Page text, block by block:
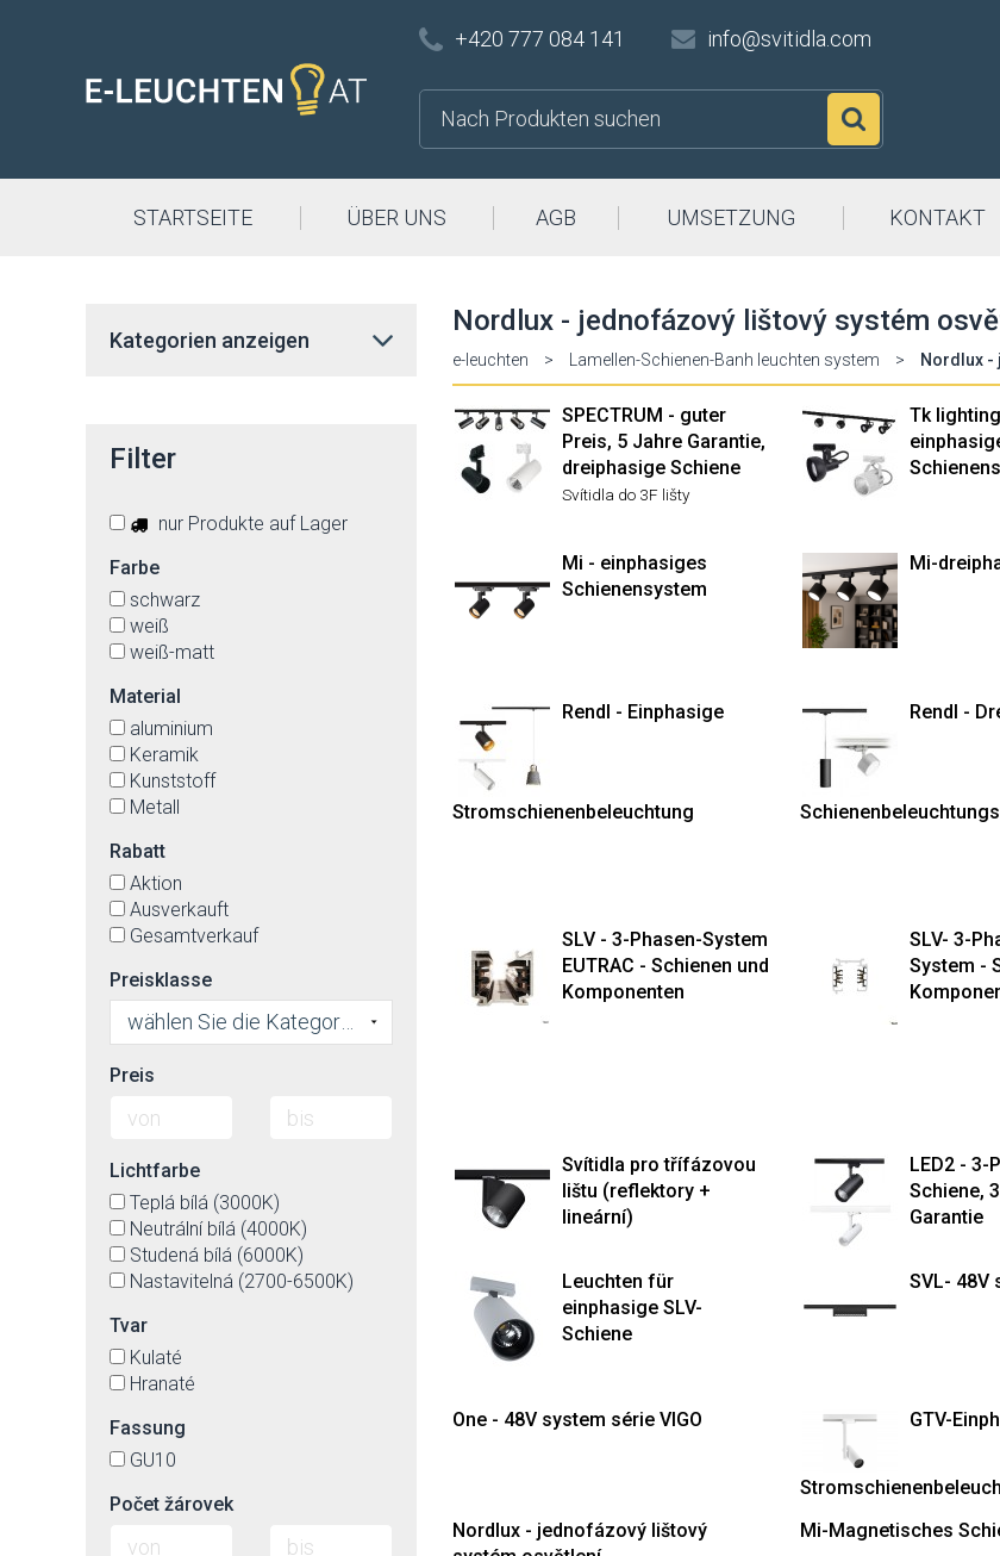
+420 777 084 141 info@svitidla.com
STARTSEITE ÜBER UNS AGB UMSETZUNG KONTAKT
Nordlux - jednofázový lištový systém
e-leuchten > Lamellen-Schienen-Banh leuchten system > Nordlux -
SPECTRUM - guter
Preis, 5 Jahre Garantie,
dreiphasige Schiene
Svítidla do 3F lišty
Tk
Mi - einphasiges
Schienensystem
Mi-
Rendl - Einphasige
Stromschienenbeleuchtung
Rendl -
SLV - 3-Phasen-System
EUTRAC - Schienen und
Komponenten
SLV- 3-
System -
Svítidla pro třífázovou
lištu (reflektory +
lineární)
LED2 - 3-
Schiene,
Garantie
Leuchten für
einphasige SLV-
Schiene
SVL- 48V
One - 48V system série VIGO
GTV-
Nordlux - jednofázový lištový
Mi-Magnetisches
Kategorien anzeigen
Filter
nur Produkte auf Lager
Farbe
schwarz
weiß
weiß-matt
Material
aluminium
Keramik
Kunststoff
Metall
Rabatt
Aktion
Ausverkauft
Gesamtverkauf
Preisklasse
Preis
Lichtfarbe
Teplá bílá (3000K)
Neutrální bílá (4000K)
Studená bílá (6000K)
Nastavitelná (2700-6500K)
Tvar
Kulaté
Hranaté
Fassung
GU10
Počet žárovek